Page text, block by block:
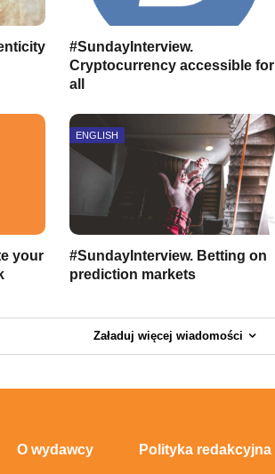
#SundayInterview.
Cryptocurrency accessible for
all
your
ENGLISH
#SundayInterview. Betting on
prediction markets
Załaduj więcej wiadomości
O wydawcy Polityka redakcyjna